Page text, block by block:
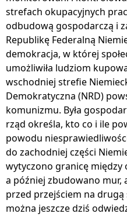
strefach okupacyjnych
odbudową gospodarczą i
Republikę Federalną
demokracja, w której
umożliwiła ludziom
wschodniej strefie
Demokratyczna (NRD)
komunizmu. Była
rząd określa, kto co i ile
powodu
do zachodniej części
wytyczono granicę między
a później zbudowano mur,
przed przejściem na
można jeszcze dziś